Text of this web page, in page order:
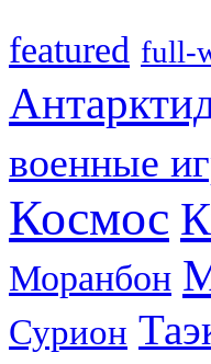
featured full-
военные
Космос
Моранбон
Сурион